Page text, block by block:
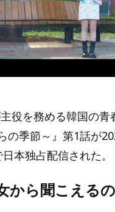
役を務める韓国の青
の季節～』第1話が
本独占配信された。
から聞こえる